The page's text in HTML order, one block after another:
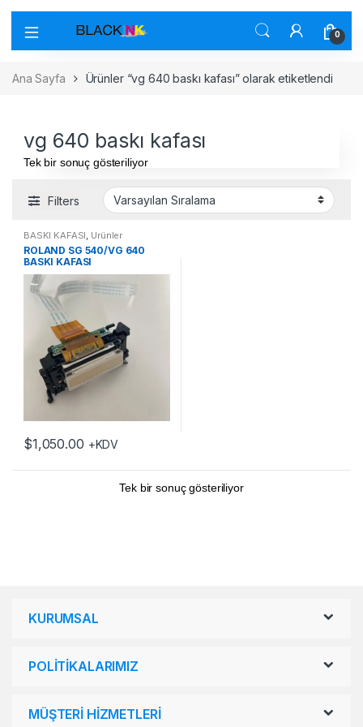
0
Ana Sayfa Ürünler “vg 640 baskı kafası” olarak etiketlendi
vg 640 baskı kafası
Tek bir sonuç gösteriliyor
Filters
BASKI KAFASI, Ürünler
ROLAND SG 540/VG 640
BASKI KAFASI
$1,050.00 +KDV
Tek bir sonuç gösteriliyor
KURUMSAL
POLİTİKALARIMIZ
MÜŞTERİ HİZMETLERİ